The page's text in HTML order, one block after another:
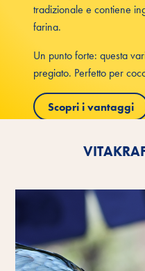
tradizionale e contiene
farina.
Un punto forte: questa
pregiato. Perfetto per
Scopri i vantaggi